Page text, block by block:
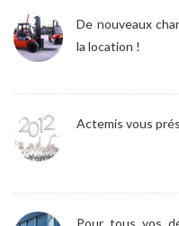
De nouveaux
la location !
Actemis vous
Pour tous vos